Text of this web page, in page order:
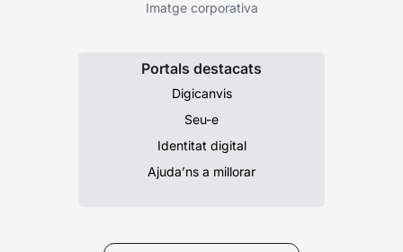
Imatge corporativa
Portals destacats
Digicanvis
Seu-e
Identitat digital
Ajuda’ns a millorar